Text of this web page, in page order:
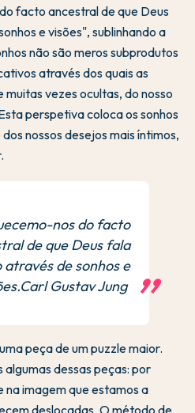
facto ancestral de que Deus
e visões", sublinhando a
não são meros subprodutos
através dos quais as
vezes ocultas, do nosso
perspetiva coloca os sonhos
nossos desejos mais íntimos,
nos do facto
de que Deus fala
de sonhos e
Gustav Jung
peça de um puzzle maior.
dessas peças: por
imagem que estamos a